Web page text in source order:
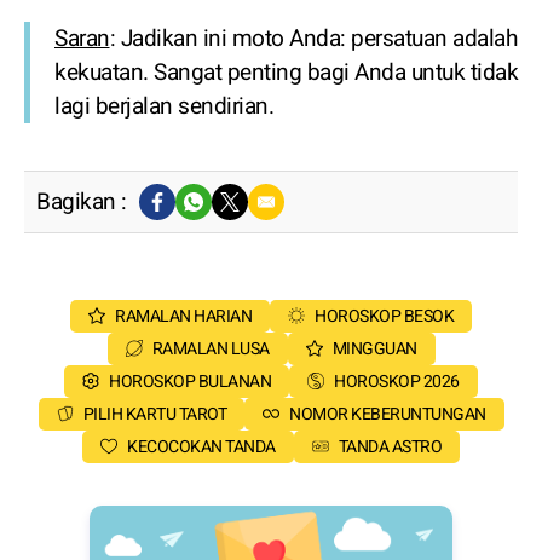
Saran: Jadikan ini moto Anda: persatuan adalah
kekuatan. Sangat penting bagi Anda untuk tidak
lagi berjalan sendirian.
Bagikan :
RAMALAN HARIAN
HOROSKOP BESOK
RAMALAN LUSA
MINGGUAN
HOROSKOP BULANAN
HOROSKOP 2026
PILIH KARTU TAROT
NOMOR KEBERUNTUNGAN
KECOCOKAN TANDA
TANDA ASTRO